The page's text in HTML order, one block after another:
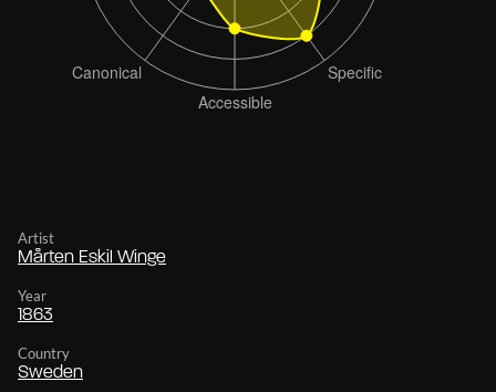
Artist
Mårten Eskil Winge
Year
1863
Country
Sweden